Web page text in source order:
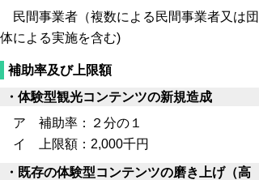
民間事業者（複数による民間事業者又は団
体による実施を含む)
補助率及び上限額
・体験型観光コンテンツの新規造成
ア 補助率：２分の１
イ 上限額：2,000千円
・既存の体験型コンテンツの磨き上げ（高